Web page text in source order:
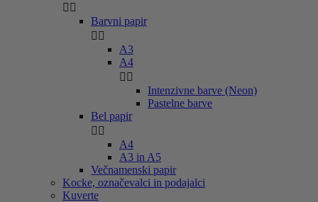
 
Barvni papir
 
A3
A4
 
Intenzivne barve (Neon)
Pastelne barve
Bel papir
 
A4
A3 in A5
Večnamenski papir
Kocke, označevalci in podajalci
Kuverte